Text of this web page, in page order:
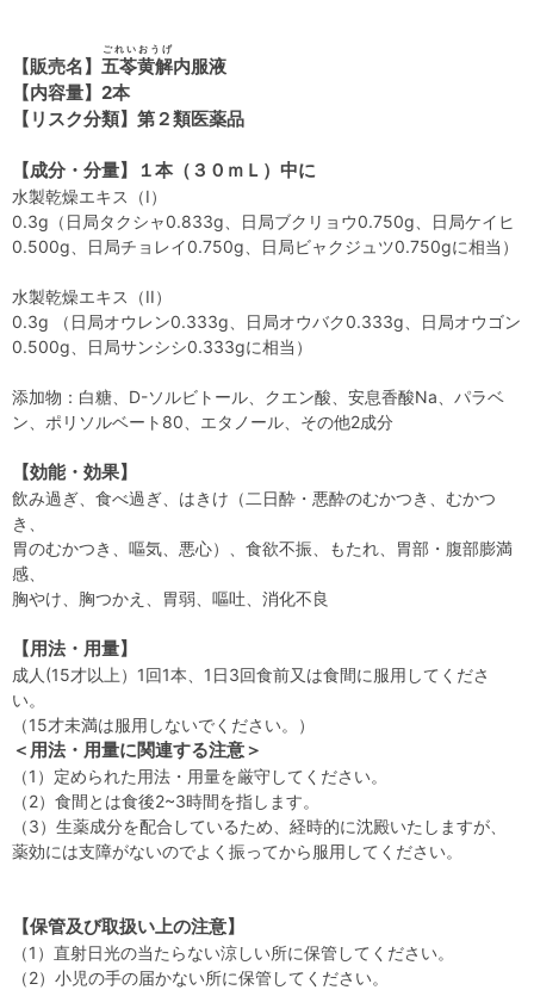
【販売名】 五苓黄解
ごれいおうげ
内服液
【内容量】2本
【リスク分類】第２類医薬品
【成分・分量】１本（３０ｍＬ）中に
水製乾燥エキス（I）
0.3g（日局タクシャ0.833g、日局ブクリョウ0.750g、日局ケイヒ
0.500g、日局チョレイ0.750g、日局ビャクジュツ0.750gに相当）
水製乾燥エキス（II）
0.3g （日局オウレン0.333g、日局オウバク0.333g、日局オウゴン
0.500g、日局サンシシ0.333gに相当）
添加物：白糖、D-ソルビトール、クエン酸、安息香酸Na、パラベ
ン、ポリソルベート80、エタノール、その他2成分
【効能・効果】
飲み過ぎ、食べ過ぎ、はきけ（二日酔・悪酔のむかつき、むかつ
き、
胃のむかつき、嘔気、悪心）、食欲不振、もたれ、胃部・腹部膨満
感、
胸やけ、胸つかえ、胃弱、嘔吐、消化不良
【用法・用量】
成人(15才以上）1回1本、1日3回食前又は食間に服用してくださ
い。
（15才未満は服用しないでください。）
＜用法・用量に関連する注意＞
（1）定められた用法・用量を厳守してください。
（2）食間とは食後2~3時間を指します。
（3）生薬成分を配合しているため、経時的に沈殿いたしますが、
薬効には支障がないのでよく振ってから服用してください。
【保管及び取扱い上の注意】
（1）直射日光の当たらない涼しい所に保管してください。
（2）小児の手の届かない所に保管してください。